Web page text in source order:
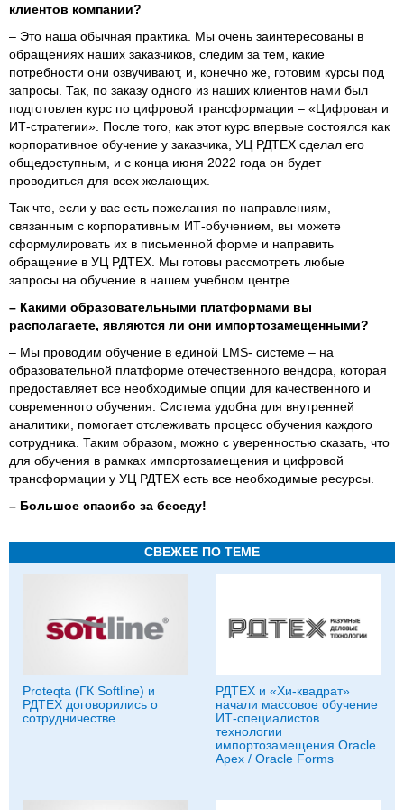
клиентов компании?
– Это наша обычная практика. Мы очень заинтересованы в
обращениях наших заказчиков, следим за тем, какие
потребности они озвучивают, и, конечно же, готовим курсы под
запросы. Так, по заказу одного из наших клиентов нами был
подготовлен курс по цифровой трансформации – «Цифровая и
ИТ-стратегии». После того, как этот курс впервые состоялся как
корпоративное обучение у заказчика, УЦ РДТЕХ сделал его
общедоступным, и с конца июня 2022 года он будет
проводиться для всех желающих.
Так что, если у вас есть пожелания по направлениям,
связанным с корпоративным ИТ-обучением, вы можете
сформулировать их в письменной форме и направить
обращение в УЦ РДТЕХ. Мы готовы рассмотреть любые
запросы на обучение в нашем учебном центре.
– Какими образовательными платформами вы
располагаете, являются ли они импортозамещенными?
– Мы проводим обучение в единой LMS- системе – на
образовательной платформе отечественного вендора, которая
предоставляет все необходимые опции для качественного и
современного обучения. Система удобна для внутренней
аналитики, помогает отслеживать процесс обучения каждого
сотрудника. Таким образом, можно с уверенностью сказать, что
для обучения в рамках импортозамещения и цифровой
трансформации у УЦ РДТЕХ есть все необходимые ресурсы.
– Большое спасибо за беседу!
СВЕЖЕЕ ПО ТЕМЕ
Proteqta (ГК Softline) и
РДТЕХ договорились о
сотрудничестве
РДТЕХ и «Хи-квадрат»
начали массовое обучение
ИТ-специалистов
технологии
импортозамещения Oracle
Apex / Oracle Forms